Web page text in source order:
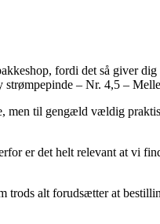
fordi det så giver
– Nr. 4,5 –
men til gengæld vældig
er det helt relevant at vi
alt forudsætter at